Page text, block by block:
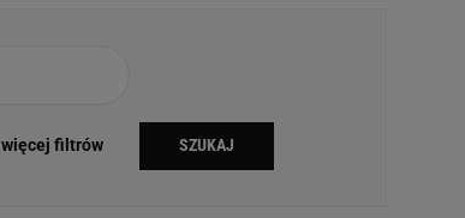
więcej filtrów SZUKAJ